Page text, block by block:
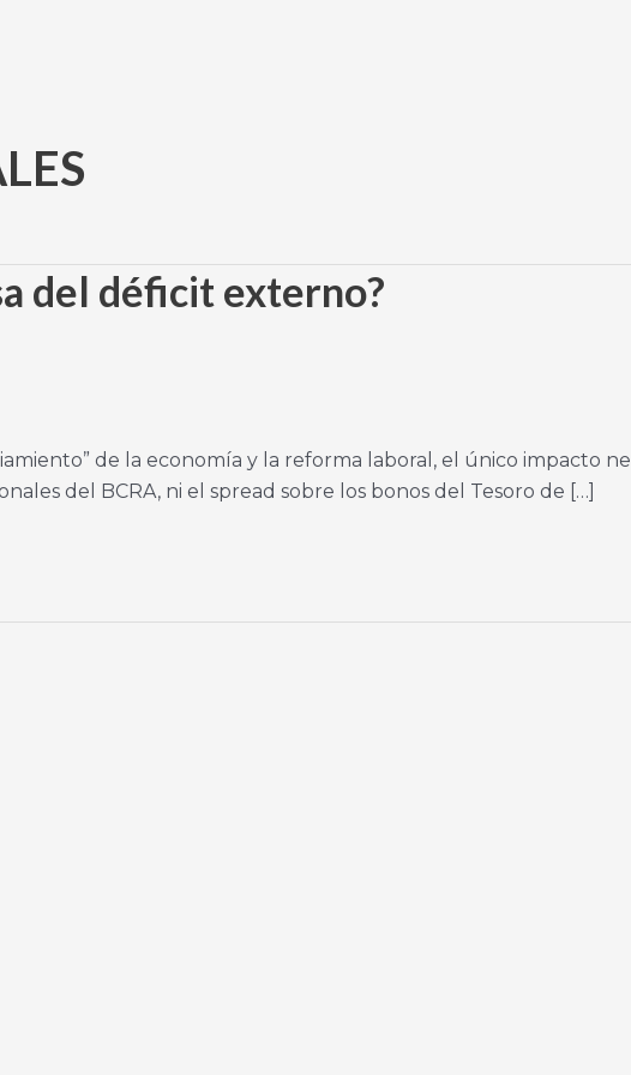
del déficit externo?
de la economía y la reforma laboral, el único impacto
del BCRA, ni el spread sobre los bonos del Tesoro de […]